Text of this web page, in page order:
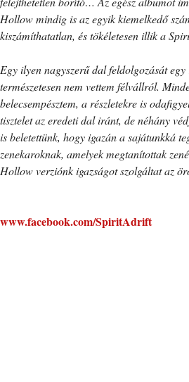
Hollow mindig is az egyik kiemelkedő
kiszámíthatatlan, és tökéletesen illik a
Egy ilyen nagyszerű dal feldolgozását
természetesen nem vettem félvállról.
belecsempésztem, a részletekre is
tisztelet az eredeti dal iránt, de néhány
is beletettünk, hogy igazán a sajátunkká
zenekaroknak, amelyek megtanítottak
Hollow verziónk igazságot szolgáltat az
www.facebook.com/SpiritAdrift